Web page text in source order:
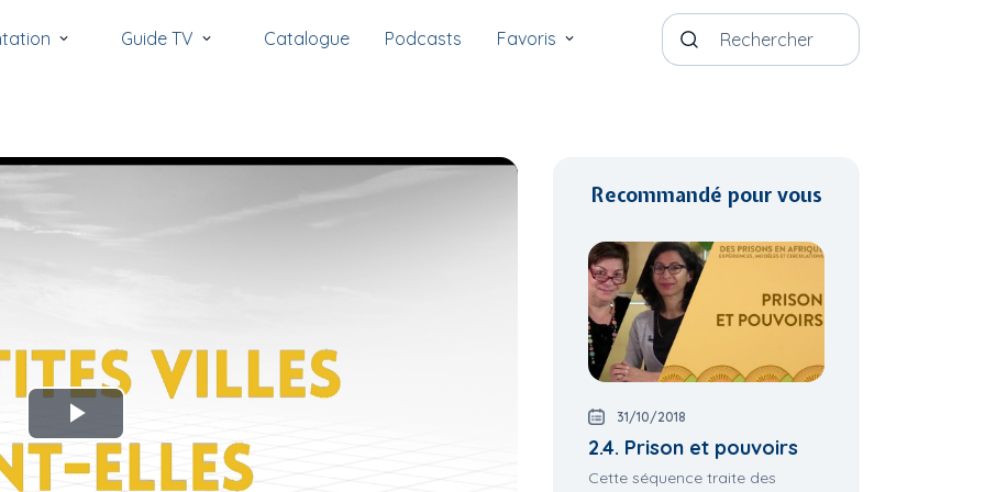
Guide TV Catalogue Podcasts Favoris
Recommandé pour vous
31/10/2018
2.4. Prison et pouvoirs
Cette séquence traite des